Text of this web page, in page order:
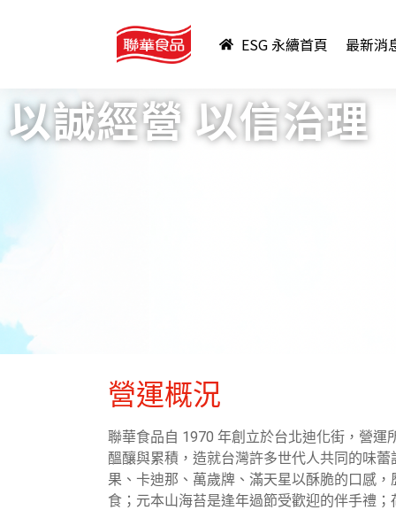
ESG 永續首頁 最新消
以誠經營 以信治理
營運概況
聯華食品自 1970 年創立於台北迪化街，營運
醞釀與累積，造就台灣許多世代人共同的味
果、卡迪那、萬歲牌、滿天星以酥脆的口感
食；元本山海苔是逢年過節受歡迎的伴手禮